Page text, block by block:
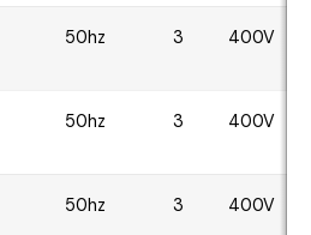
50hz 3 400V
50hz 3 400V
50hz 3 400V